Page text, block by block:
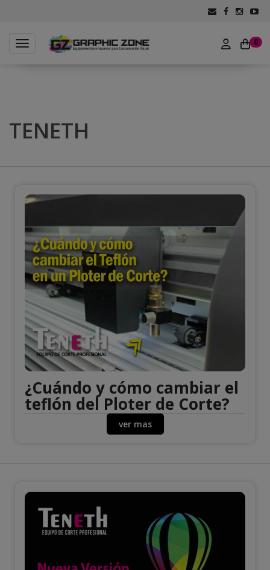
0
Toggle navigation
TENETH
¿Cuándo y cómo cambiar el
teflón del Ploter de Corte?
ver mas